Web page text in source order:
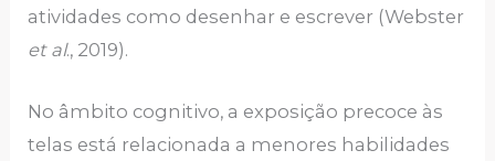
atividades como desenhar e escrever (Webster
et al., 2019).
No âmbito cognitivo, a exposição precoce às
telas está relacionada a menores habilidades